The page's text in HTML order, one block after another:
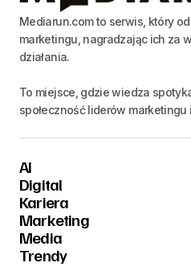
Mediarun.com to serwis, który
marketingu, nagradzając ich za
działania.
To miejsce, gdzie wiedza
społeczność liderów
AI
Digital
Kariera
Marketing
Media
Trendy